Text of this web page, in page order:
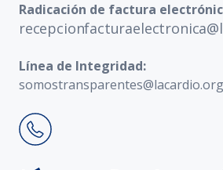
Radicación de factura
Línea de Integridad:
somostransparentes@lacardio.org